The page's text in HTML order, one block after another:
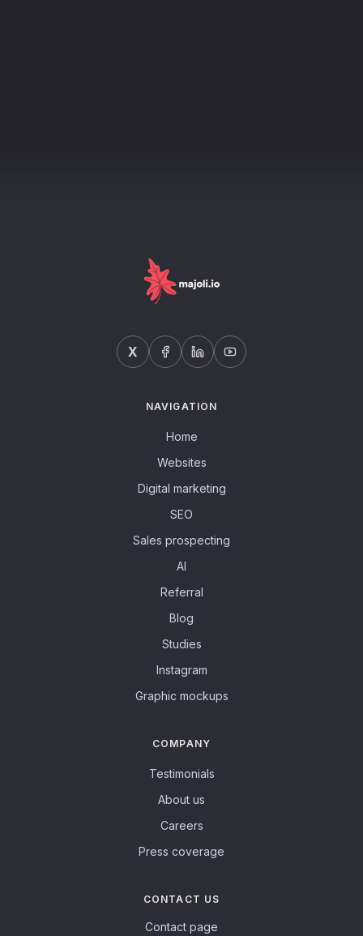
X
NAVIGATION
Home
Websites
Digital marketing
SEO
Sales prospecting
AI
Referral
Blog
Studies
Instagram
Graphic mockups
COMPANY
Testimonials
About us
Careers
Press coverage
CONTACT US
Contact page